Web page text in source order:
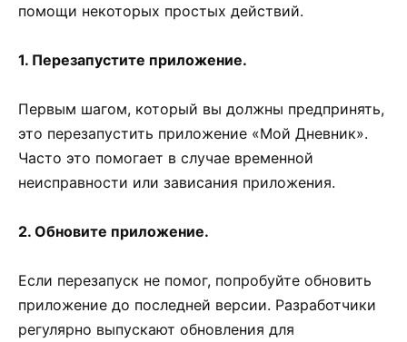
помощи некоторых простых действий.
1. Перезапустите приложение.
Первым шагом, который вы должны предпринять,
это перезапустить приложение «Мой Дневник».
Часто это помогает в случае временной
неисправности или зависания приложения.
2. Обновите приложение.
Если перезапуск не помог, попробуйте обновить
приложение до последней версии. Разработчики
регулярно выпускают обновления для